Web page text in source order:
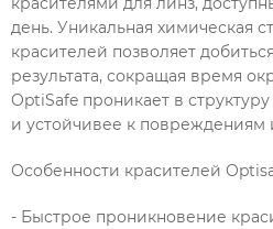
день. Уникальная химическая
красителей позволяет
результата, сокращая время
OptiSafe проникает в
и устойчивее к повреждениям
Особенности красителей
- Быстрое проникновение